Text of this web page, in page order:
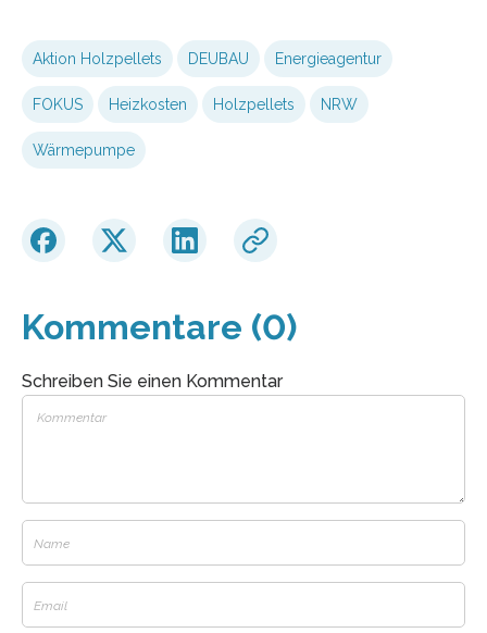
Aktion Holzpellets DEUBAU Energieagentur
FOKUS Heizkosten Holzpellets NRW
Wärmepumpe
Kommentare (0)
Schreiben Sie einen Kommentar